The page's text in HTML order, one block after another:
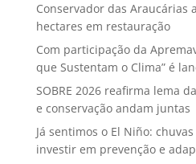
Conservador das Araucárias
hectares em restauração
Com participação da
que Sustentam o Clima” é
SOBRE 2026 reafirma lema
e conservação andam juntas
Já sentimos o El Niño:
investir em prevenção e